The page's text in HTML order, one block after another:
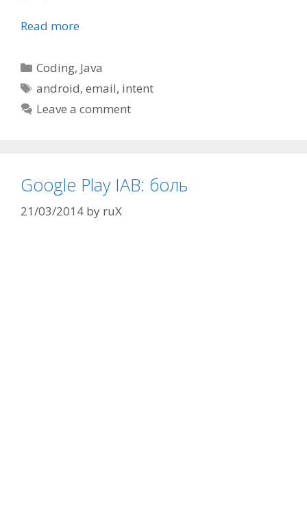
Read more
Categories
Coding, Java
Tags
android,email, intent
Leave a comment
Google Play IAB: боль
21/03/2014 by ruX